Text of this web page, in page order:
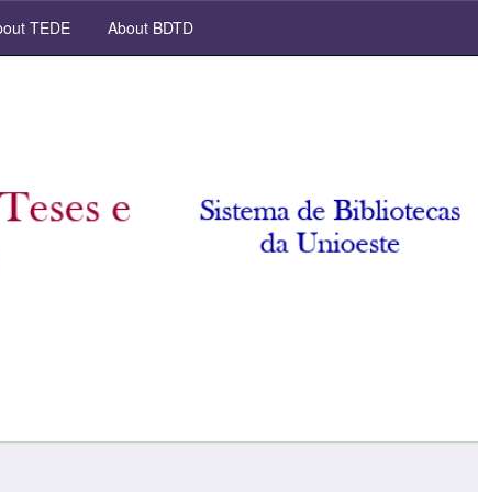
TEDE About BDTD